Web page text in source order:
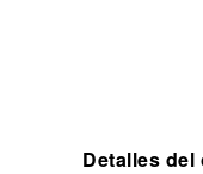
Detalles del